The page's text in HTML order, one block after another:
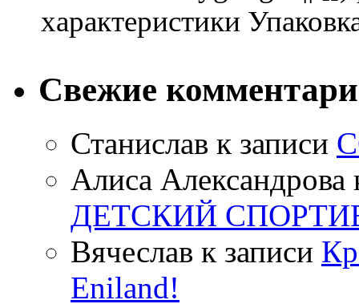
характеристики
Свежие
Станислав к записи
Алиса Александрова
ДЕТСКИЙ
Вячеслав к записи
Eniland!